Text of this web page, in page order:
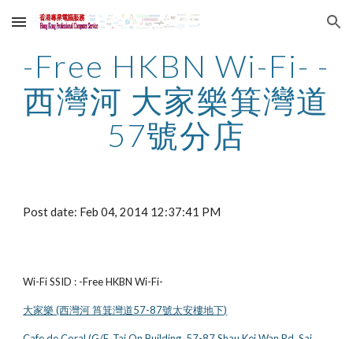
Skip to main content Skip to navigation
-Free HKBN Wi-Fi- -
西灣河 大家樂箕灣道
57號分店
Post date: Feb 04, 2014 12:37:41 PM
Wi-Fi SSID : -Free HKBN Wi-Fi-
大家樂 (西灣河 筲箕灣道57-87號太安樓地下)